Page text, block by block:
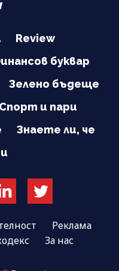
Review
буквар
Зелено бъдеще
Спорт и пари
Знаете ли, че
Реклама
За нас